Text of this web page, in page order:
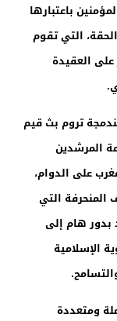
باعتبارها
التي تقوم
العقيدة
تروم بث قيم
المرشدين
على الدوام،
التي
بدور هام إلى
الإسلامية
ومتعددة